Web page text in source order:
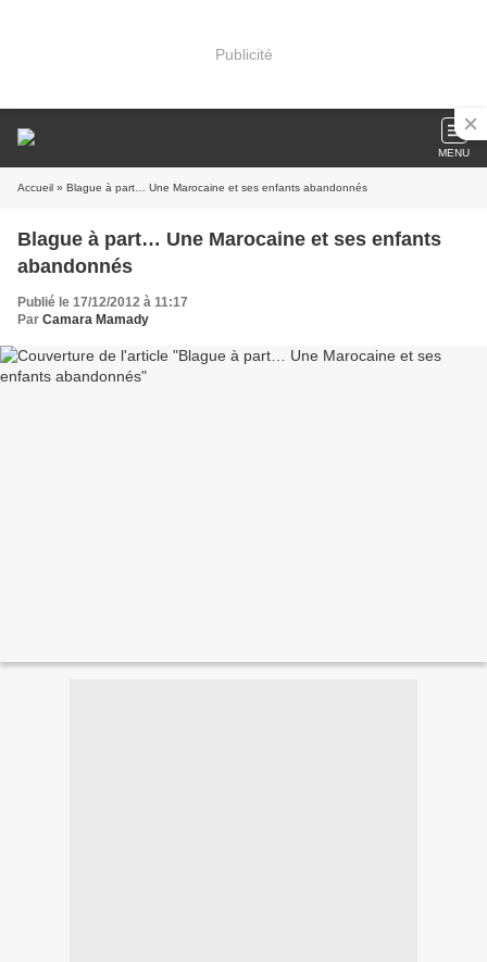
Publicité
MENU
Accueil » Blague à part… Une Marocaine et ses enfants abandonnés
Blague à part… Une Marocaine et ses enfants
abandonnés
Publié le 17/12/2012 à 11:17
Par Camara Mamady